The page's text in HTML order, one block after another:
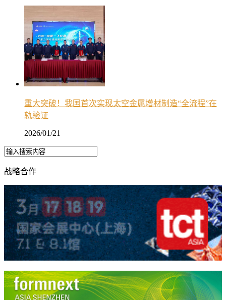
重大突破！我国首次实现太空金属增材制造“全流程”在
轨验证
2026/01/21
战略合作